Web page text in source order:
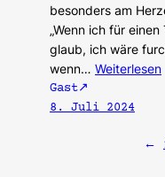
besonders am
„Wenn ich für
glaub, ich wäre
wenn… Weiterlesen
Gast
8. Juli 2024
←